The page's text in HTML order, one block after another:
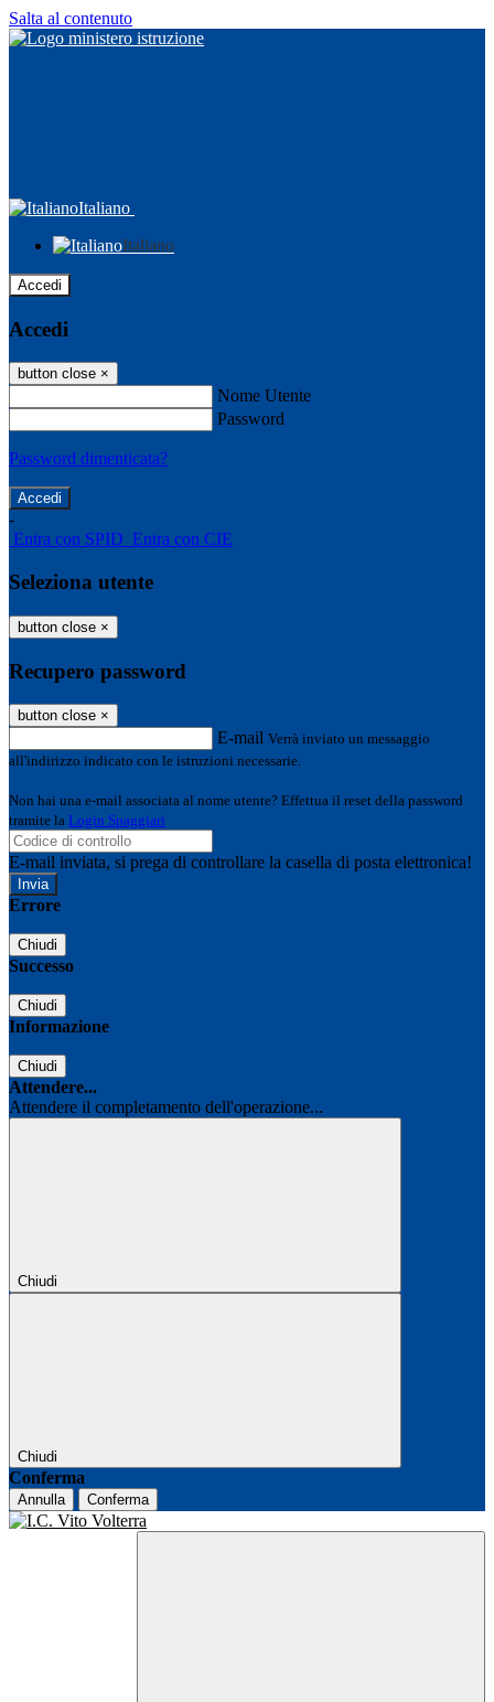
Salta al contenuto
Italiano
Italiano
Accedi
Accedi
button close ×
Nome Utente
Password
Password dimenticata?
-
Entra con SPID Entra con CIE
Seleziona utente
button close ×
Recupero password
button close ×
E-mail Verrà inviato un messaggio
all'indirizzo indicato con le istruzioni necessarie.
Non hai una e-mail associata al nome utente? Effettua il reset della password
tramite la Login Spaggiari
E-mail inviata, si prega di controllare la casella di posta elettronica!
Errore
Chiudi
Successo
Chiudi
Informazione
Chiudi
Attendere...
Attendere il completamento dell'operazione...
Chiudi
Chiudi
Conferma
Annulla Conferma